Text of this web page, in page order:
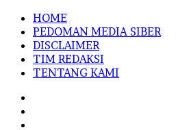
HOME
PEDOMAN MEDIA SIBER
DISCLAIMER
TIM REDAKSI
TENTANG KAMI